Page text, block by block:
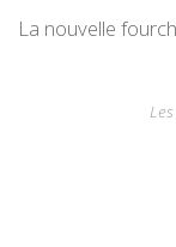
La nouvelle